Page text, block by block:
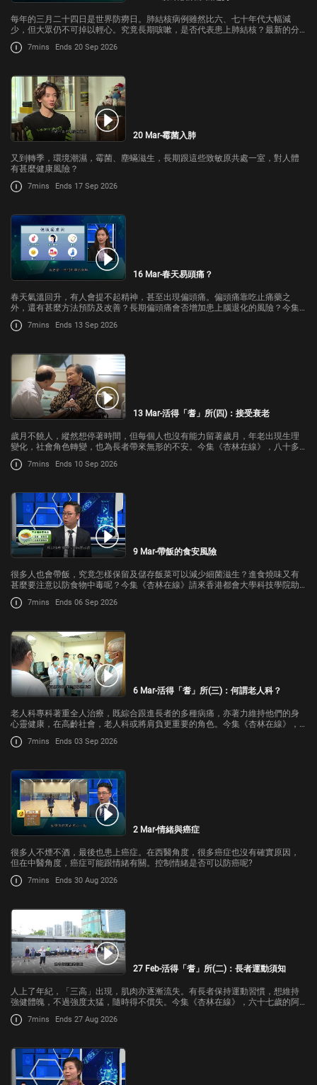
每年的三月二十四日是世界防癆日。肺結核病例雖然比六、七十年代大幅減
少，但大眾仍不可掉以輕心。究竟長期咳嗽，是否代表患上肺結核？最新的分
子技術和藥物如何加快斷症，讓病人盡快痊癒呢？今集《杏林在線》請來九龍
醫院胸肺內科部門主管關凱怡醫生講解。
7mins Ends 20 Sep 2026
20 Mar-霉菌入肺
又到轉季，環境潮濕，霉菌、塵蟎滋生，長期跟這些致敏原共處一室，對人體
有甚麼健康風險？
7mins Ends 17 Sep 2026
16 Mar-春天易頭痛？
春天氣溫回升，有人會提不起精神，甚至出現偏頭痛。偏頭痛靠吃止痛藥之
外，還有甚麼方法預防及改善？長期偏頭痛會否增加患上腦退化的風險？今集
《杏林在線》請來中大醫學院內科及藥物治療學系腦神經科臨床專業顧問區穎
芝醫生，跟我們講解。
7mins Ends 13 Sep 2026
13 Mar-活得「耆」所(四)：接受衰老
歲月不饒人，縱然想停著時間，但每個人也沒有能力留著歲月，年老出現生理
變化，社會角色轉變，也為長者帶來無形的不安。今集《杏林在線》，八十多
歲、患上輕度認知障礙症的莊伯伯，雖然入住護老院，仍放不下照顧太太的責
任。輔導心理學家會講解長者，應該如何
7mins Ends 10 Sep 2026
9 Mar-帶飯的食安風險
很多人也會帶飯，究竟怎樣保留及儲存飯菜可以減少細菌滋生？進食燒味又有
甚麼要注意以防食物中毒呢？今集《杏林在線》請來香港都會大學科技學院助
理教授陳文藝講解。
7mins Ends 06 Sep 2026
6 Mar-活得「耆」所(三)：何謂老人科？
老人科專科著重全人治療，既綜合跟進長者的多種病痛，亦著力維持他們的身
心靈健康，在高齡社會，老人科或將肩負更重要的角色。今集《杏林在線》，
團隊走進公立醫院和老人院，了解一班老人科醫生如何進行跨部門合作，為求
診的長者提供全方位治療。面對衰老及死
7mins Ends 03 Sep 2026
2 Mar-情緒與癌症
很多人不煙不酒，最後也患上癌症。在西醫角度，很多癌症也沒有確實原因，
但在中醫角度，癌症可能跟情緒有關。控制情緒是否可以防癌呢?
7mins Ends 30 Aug 2026
27 Feb-活得「耆」所(二)：長者運動須知
人上了年紀，「三高」出現，肌肉亦逐漸流失。有長者保持運動習慣，想維持
強健體魄，不過強度太猛，隨時得不償失。今集《杏林在線》，六十七歲的阿
儀善用免費資源，跨區天天做運動，成效怎樣？老人科醫生會講解患有慢性疾
病的長者做運動時的注意事項
7mins Ends 27 Aug 2026